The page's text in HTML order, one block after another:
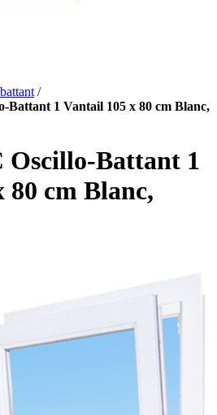
/
Battant 1 Vantail 105 x 80 cm Blanc,
Oscillo-Battant 1
80 cm Blanc,